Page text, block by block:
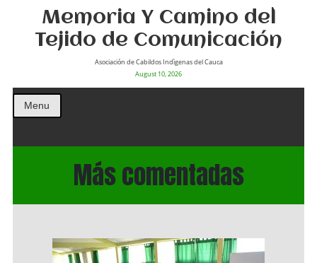
Memoria Y Camino del
Tejido de Comunicación
Asociación de Cabildos Indìgenas del Cauca
August 10, 2026
Menu
Más comentadas